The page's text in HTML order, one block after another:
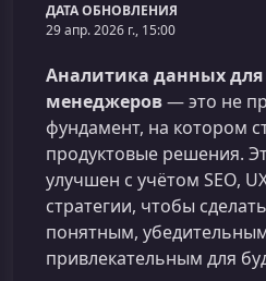
ДАТА ОБНОВЛЕНИЯ
29 апр. 2026 г., 15:00
Аналитика данных для
менеджеров— это не
фундамент, на котором
продуктовые решения.
улучшен с учётом SEO,
стратегии, чтобы
понятным,
привлекательным для